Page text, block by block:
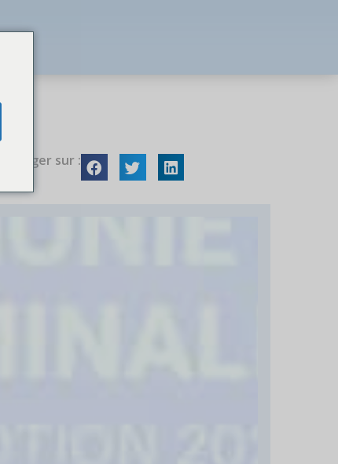
Partager sur :